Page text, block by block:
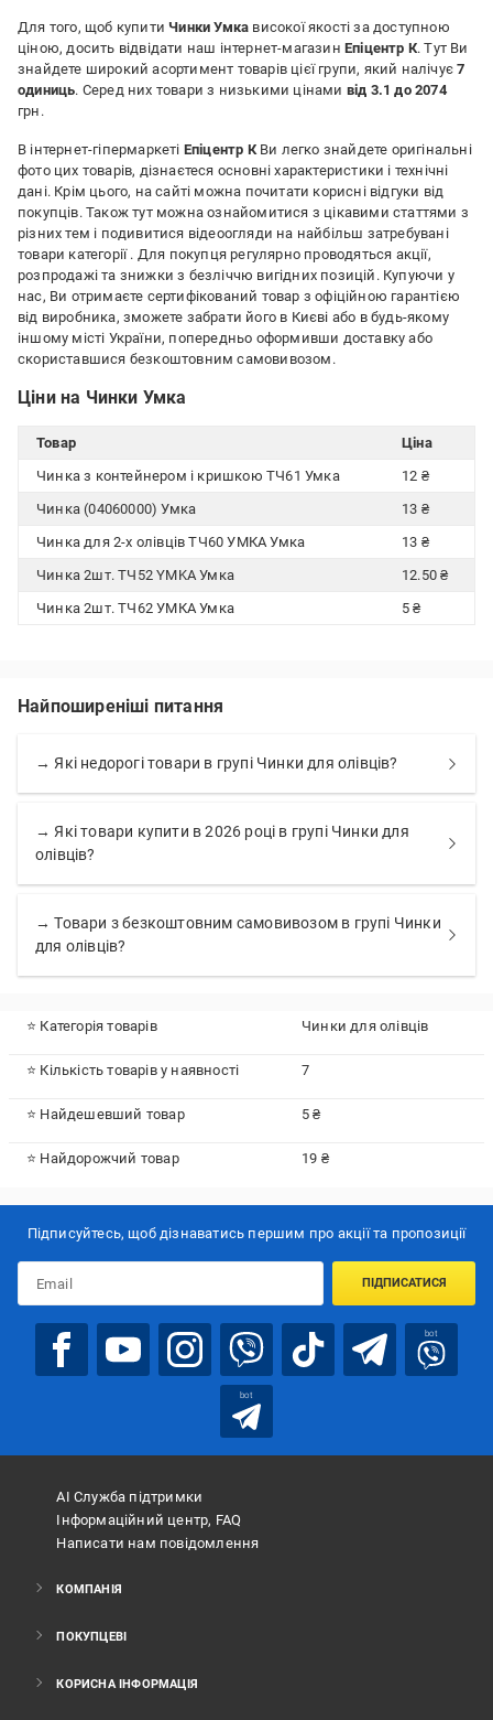
Для того, щоб купитиЧинки Умка високої якості за доступною
ціною, досить відвідати наш інтернет-магазин Епіцентр К. Тут Ви
знайдете широкий асортимент товарів цієї групи, який налічує7
одиниць. Серед них товари з низькими цінами від 3.1 до 2074
грн.
В інтернет-гіпермаркеті Епіцентр КВи легко знайдете оригінальні
фото цих товарів, дізнаєтеся основні характеристики і технічні
дані. Крім цього, на сайті можна почитати корисні відгуки від
покупців. Також тут можна ознайомитися з цікавими статтями з
різних тем і подивитися відеоогляди на найбільш затребувані
товари категорії . Для покупця регулярно проводяться акції,
розпродажі та знижки з безліччю вигідних позицій. Купуючи у
нас, Ви отримаєте сертифікований товар з офіційною гарантією
від виробника, зможете забрати його в Києві або в будь-якому
іншому місті України, попередньо оформивши доставку або
скориставшися безкоштовним самовивозом.
Ціни на Чинки Умка
Товар
Ціна
Чинка з контейнером і кришкою ТЧ61 Умка
12 ₴
Чинка (04060000) Умка
13 ₴
Чинка для 2-х олівців ТЧ60 УМКА Умка
13 ₴
Чинка 2шт. ТЧ52 YMKA Умка
12.50 ₴
Чинка 2шт. ТЧ62 УМКА Умка
5 ₴
Найпоширеніші питання
→ Які недорогі товари в групі Чинки для олівців?
→ Які товари купити в 2026 році в групі Чинки для
олівців?
→ Товари з безкоштовним самовивозом в групі Чинки
для олівців?
⭐ Категорія товарів Чинки для олівців
⭐ Кількість товарів у наявності 7
⭐ Найдешевший товар 5 ₴
⭐ Найдорожчий товар 19 ₴
Підписуйтесь, щоб дізнаватись першим про акції та пропозиції
ПІДПИСАТИСЯ
bot
bot
АІ Служба підтримки
Інформаційний центр, FAQ
Написати нам повідомлення
КОМПАНІЯ
ПОКУПЦЕВІ
КОРИСНА ІНФОРМАЦІЯ